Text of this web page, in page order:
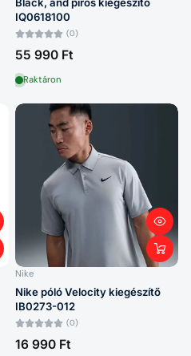
IQ0618100
(0)
55 990 Ft
Raktáron
Nike
Nike póló Velocity kiegészítő
IB0273-012
(0)
16 990 Ft